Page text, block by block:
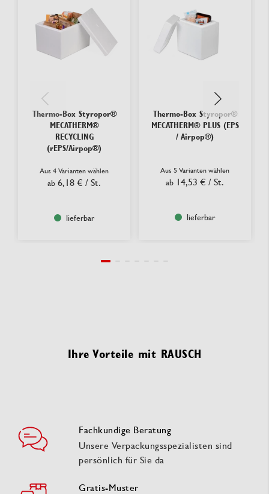
Thermo-Box Styropor®
MECATHERM®
RECYCLING
(rEPS/Airpop®)
Aus 4 Varianten wählen
ab 6,18 € / St.
lieferbar
Thermo-Box Styropor®
MECATHERM® PLUS (EPS
/ Airpop®)
Aus 5 Varianten wählen
ab 14,53 € / St.
lieferbar
Ihre Vorteile mit RAUSCH
Fachkundige Beratung
Unsere Verpackungsspezialisten sind
persönlich für Sie da
Gratis-Muster